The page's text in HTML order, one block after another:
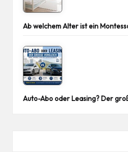
Ab welchem Alter ist ein
Auto-Abo oder Leasing? Der